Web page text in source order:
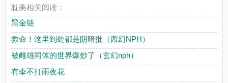
耽美相关阅读：
黑金链
救命！这里到处都是阴暗批（西幻NPH）
被雌雄同体的世界爆炒了（玄幻nph）
有伞不打雨夜花